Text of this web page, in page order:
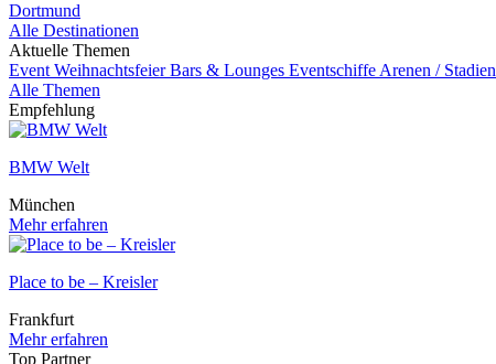
Dortmund
Alle Destinationen
Aktuelle Themen
Event WeihnachtsfeierBars & Lounges Eventschiffe Arenen / Stadien
Alle Themen
Empfehlung
BMW Welt
München
Mehr erfahren
Place to be – Kreisler
Frankfurt
Mehr erfahren
Top Partner